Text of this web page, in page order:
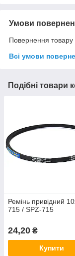
Умови
Повернення товару
Всі умови
Подібні товари
Ремінь привідний
715 / SPZ-715
24,20 ₴
Купити